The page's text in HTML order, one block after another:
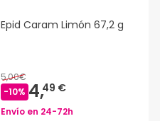
Epid Caram Limón 67,2 g
5,00€
-10% 4,49 €
Envío en 24-72h